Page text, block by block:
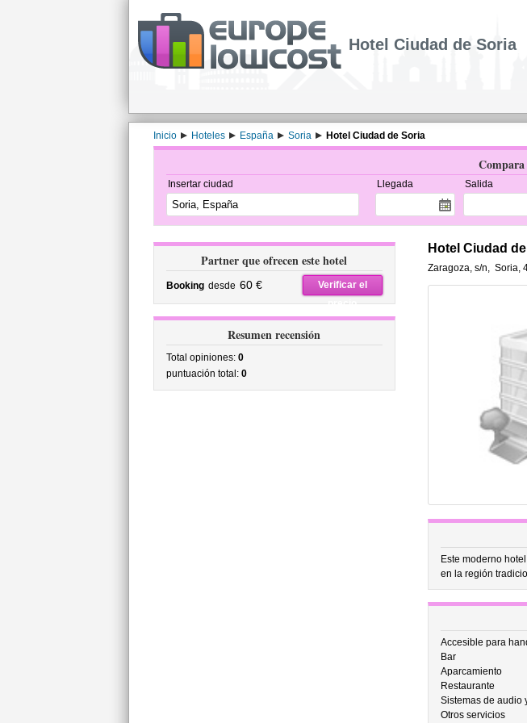
Hotel Ciudad de Soria
Inicio Hoteles España Soria Hotel Ciudad de Soria
Compara
Insertar ciudad Llegada Salida
Partner que ofrecen este hotel
Booking desde 60 €
Verificar el
precio
Resumen recensión
Total opiniones: 0
puntuación total: 0
Hotel Ciudad
Zaragoza, s/n, Soria,
Este moderno
en la región
Accesible para
Bar
Aparcamiento
Restaurante
Sistemas de audio
Otros servicios